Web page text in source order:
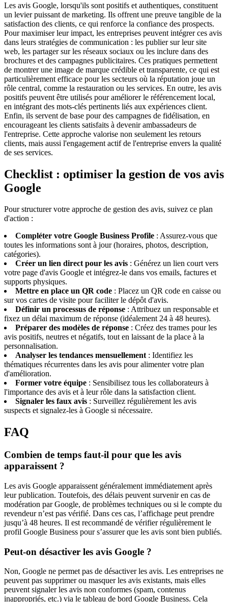
Les avis Google, lorsqu'ils sont positifs et authentiques, constituent
un levier puissant de marketing. Ils offrent une preuve tangible de la
satisfaction des clients, ce qui renforce la confiance des prospects.
Pour maximiser leur impact, les entreprises peuvent intégrer ces avis
dans leurs stratégies de communication : les publier sur leur site
web, les partager sur les réseaux sociaux ou les inclure dans des
brochures et des campagnes publicitaires. Ces pratiques permettent
de montrer une image de marque crédible et transparente, ce qui est
particulièrement efficace pour les secteurs où la réputation joue un
rôle central, comme la restauration ou les services. En outre, les avis
positifs peuvent être utilisés pour améliorer le référencement local,
en intégrant des mots-clés pertinents liés aux expériences client.
Enfin, ils servent de base pour des campagnes de fidélisation, en
encourageant les clients satisfaits à devenir ambassadeurs de
l'entreprise. Cette approche valorise non seulement les retours
clients, mais aussi l'engagement actif de l'entreprise envers la qualité
de ses services.
Checklist : optimiser la gestion de vos avis
Google
Pour structurer votre approche de gestion des avis, suivez ce plan
d'action :
Compléter votre Google Business Profile : Assurez-vous que
toutes les informations sont à jour (horaires, photos, description,
catégories).
Créer un lien direct pour les avis : Générez un lien court vers
votre page d'avis Google et intégrez-le dans vos emails, factures et
supports physiques.
Mettre en place un QR code : Placez un QR code en caisse ou
sur vos cartes de visite pour faciliter le dépôt d'avis.
Définir un processus de réponse : Attribuez un responsable et
fixez un délai maximum de réponse (idéalement 24 à 48 heures).
Préparer des modèles de réponse : Créez des trames pour les
avis positifs, neutres et négatifs, tout en laissant de la place à la
personnalisation.
Analyser les tendances mensuellement: Identifiez les
thématiques récurrentes dans les avis pour alimenter votre plan
d'amélioration.
Former votre équipe : Sensibilisez tous les collaborateurs à
l'importance des avis et à leur rôle dans la satisfaction client.
Signaler les faux avis : Surveillez régulièrement les avis
suspects et signalez-les à Google si nécessaire.
FAQ
Combien de temps faut-il pour que les avis
apparaissent ?
Les avis Google apparaissent généralement immédiatement après
leur publication. Toutefois, des délais peuvent survenir en cas de
modération par Google, de problèmes techniques ou si le compte du
revendeur n’est pas vérifié. Dans ces cas, l’affichage peut prendre
jusqu’à 48 heures. Il est recommandé de vérifier régulièrement le
profil Google Business pour s’assurer que les avis sont bien publiés.
Peut-on désactiver les avis Google ?
Non, Google ne permet pas de désactiver les avis. Les entreprises ne
peuvent pas supprimer ou masquer les avis existants, mais elles
peuvent signaler les avis non conformes (spam, contenus
inappropriés, etc.) via le tableau de bord Google Business. Cela